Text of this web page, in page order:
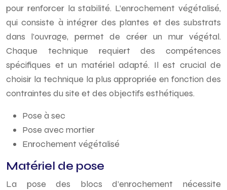
pour renforcer la stabilité. L’enrochement végétalisé,
qui consiste à intégrer des plantes et des substrats
dans l’ouvrage, permet de créer un mur végétal.
Chaque technique requiert des compétences
spécifiques et un matériel adapté. Il est crucial de
choisir la technique la plus appropriée en fonction des
contraintes du site et des objectifs esthétiques.
Pose à sec
Pose avec mortier
Enrochement végétalisé
Matériel de pose
La pose des blocs d’enrochement nécessite